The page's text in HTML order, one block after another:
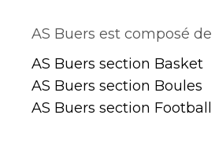
AS Buers est composé de
AS Buers section Basket
AS Buers section Boules
AS Buers section Football